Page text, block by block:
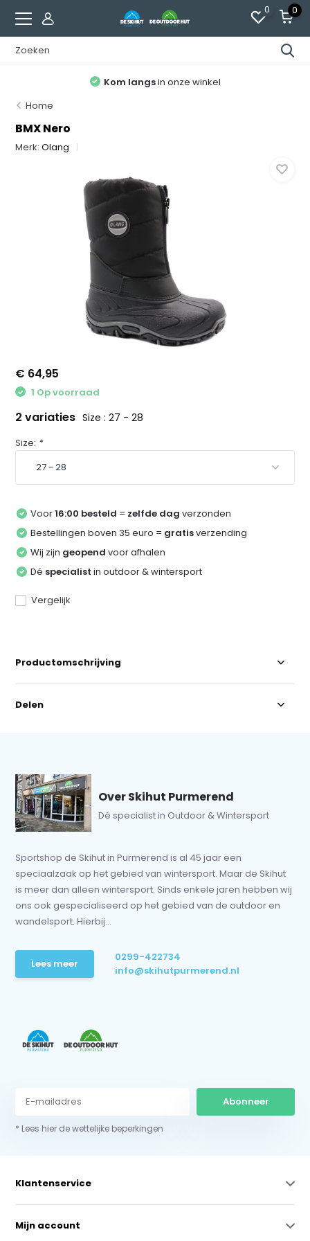
0 0
Kom langsin onze winkel
Home
BMX Nero
Merk:Olang
€ 64,95
1 Op voorraad
2 variaties Size : 27 - 28
Size: *
Voor16:00 besteld = zelfde dag verzonden
Bestellingen boven 35 euro = gratisverzending
Wij zijn geopend voor afhalen
Dé specialist in outdoor & wintersport
Vergelijk
Productomschrijving
Delen
Over Skihut Purmerend
Dé specialist in Outdoor & Wintersport
Sportshop de Skihut in Purmerend is al 45 jaar een
speciaalzaak op het gebied van wintersport. Maar de Skihut
is meer dan alleen wintersport. Sinds enkele jaren hebben wij
ons ook gespecialiseerd op het gebied van de outdoor en
wandelsport. Hierbij...
Lees meer
0299-422734
info@skihutpurmerend.nl
Abonneer
* Lees hier de wettelijke beperkingen
Klantenservice
Mijn account